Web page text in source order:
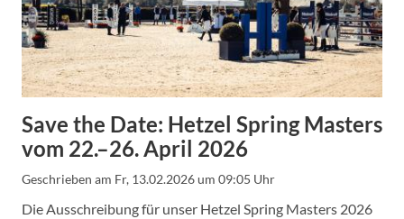
Save the Date: Hetzel Spring Masters
vom 22.–26. April 2026
Geschrieben am Fr, 13.02.2026 um 09:05 Uhr
Die Ausschreibung für unser Hetzel Spring Masters 2026